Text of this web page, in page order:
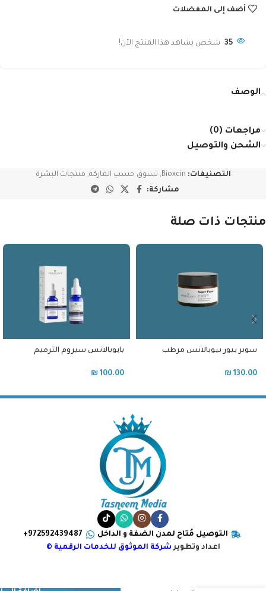
أضف إلى المفضلات
35 شخص يشاهد هذا المنتج الآن!
الوصف
مراجعات (0)
الشحن والتوصيل
التصنيفات: Bioxcin
, تسوق حسب الماركة, منتجات البشرة
مشاركة:
منتجات ذات صلة
سوبر بيور بيوبالانس مرطب
نيوسيناميد
₪ 130.00
بايوبالانس سيروم الترميم
₪ 100.00
التوصيل مُتاح لمدن الضفة و الداخل
972592439487+
اعداد وتطوير شركة الموثوق للخدمات الرقمية ©